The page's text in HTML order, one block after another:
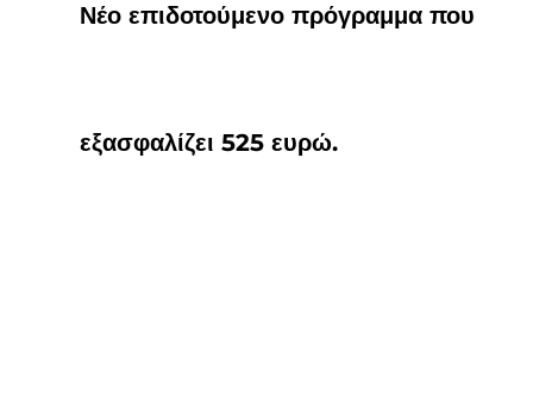
Νέο επιδοτούμενο πρόγραμμα που
εξασφαλίζει 525 ευρώ.